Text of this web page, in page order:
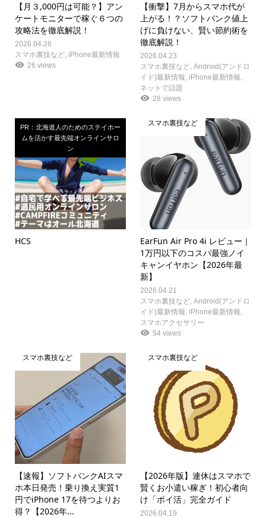
【月３,000円は可能？】アン
ケートモニターで稼ぐ６つの
攻略法を徹底解説！
2026.04.26
スマホ裏技など, iPhone最新情報
26 views
【衝撃】7月からスマホ代が
上がる！？ソフトバンク値上
げに負けない、賢い節約術を
徹底解説！
2026.04.23
スマホ裏技など,Android(アンドロ
イド)最新情報, iPhone最新情報,
ネットで話題
28 views
PR：北海道人のためのステイホー
ムを活かす最先端オンラインサロ
ン
HCS
スマホ裏技など
EarFun Air Pro 4i レビュー｜
1万円以下のコスパ最強ノイ
キャンイヤホン【2026年最
新】
2026.04.21
スマホ裏技など,Android(アンドロ
イド)最新情報, iPhone最新情報,
スマホアクセサリー
54 views
スマホ裏技など
【速報】ソフトバンクAIスマ
ホ本日発売！乗り換え実質1
円でiPhone 17を待つよりお
得？【2026年...
スマホ裏技など
【2026年版】連休はスマホで
賢くお小遣い稼ぎ！初心者向
け「ポイ活」完全ガイド
2026.04.19